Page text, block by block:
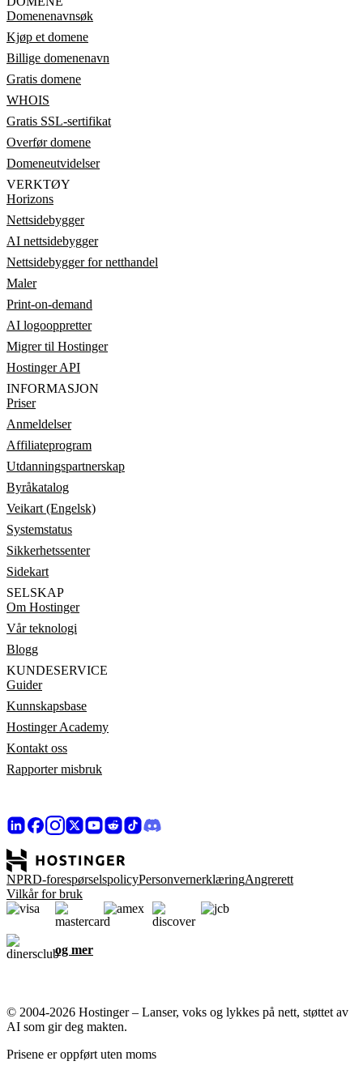
Domenenavnsøk
Kjøp et domene
Billige domenenavn
Gratis domene
WHOIS
Gratis SSL-sertifikat
Overfør domene
Domeneutvidelser
VERKTØY
Horizons
Nettsidebygger
AI nettsidebygger
Nettsidebygger for netthandel
Maler
Print-on-demand
AI logooppretter
Migrer til Hostinger
Hostinger API
INFORMASJON
Priser
Anmeldelser
Affiliateprogram
Utdanningspartnerskap
Byråkatalog
Veikart (Engelsk)
Systemstatus
Sikkerhetssenter
Sidekart
SELSKAP
Om Hostinger
Vår teknologi
Blogg
KUNDESERVICE
Guider
Kunnskapsbase
Hostinger Academy
Kontakt oss
Rapporter misbruk
NPRD-forespørselspolicyPersonvernerklæringAngrerett
Vilkår for bruk
og mer
© 2004-2026 Hostinger – Lanser, voks og lykkes på nett, støttet av
AI som gir deg makten.
Prisene er oppført uten moms